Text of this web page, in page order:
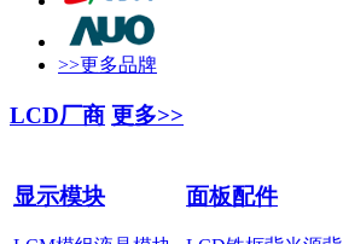
>>更多品牌
LCD厂商 更多>>
显示模块 面板配件